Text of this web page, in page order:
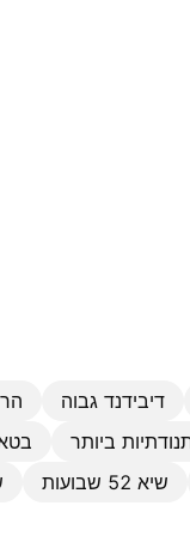
דיבידנד גבוה
ביותר
שיא 52 שבועות